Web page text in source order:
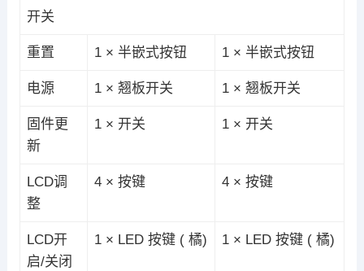
开关
重置 1 × 半嵌式按钮 1 × 半嵌式按钮
电源 1 × 翘板开关 1 × 翘板开关
固件更
新
1 × 开关 1 × 开关
LCD调
整
4 × 按键 4 × 按键
LCD开
启/关闭
1 × LED 按键 ( 橘) 1 × LED 按键 ( 橘)